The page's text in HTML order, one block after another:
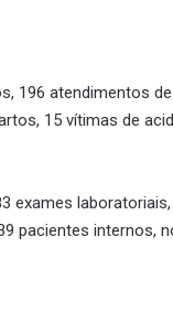
196 atendimentos
15 vítimas de
exames
pacientes internos,